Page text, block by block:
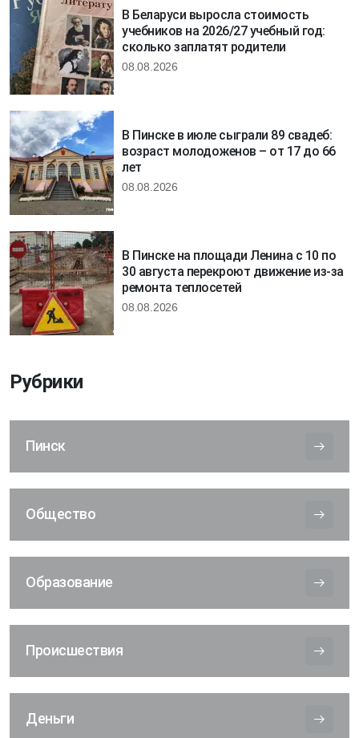
В Беларуси выросла стоимость
учебников на 2026/27 учебный год:
сколько заплатят родители
08.08.2026
В Пинске в июле сыграли 89 свадеб:
возраст молодоженов – от 17 до 66
лет
08.08.2026
В Пинске на площади Ленина с 10 по
30 августа перекроют движение из-за
ремонта теплосетей
08.08.2026
Рубрики
Пинск
Общество
Образование
Происшествия
Деньги